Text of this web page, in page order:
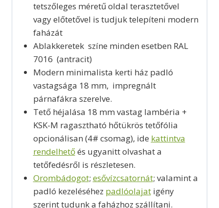
tetszőleges méretű oldal terasztetővel
vagy előtetővel is tudjuk telepíteni modern
faházát
Ablakkeretek színe minden esetben RAL
7016 (antracit)
Modern minimalista kerti ház padló
vastagsága 18 mm, impregnált
párnafákra szerelve.
Tető héjalása 18 mm vastag lambéria +
KSK-M ragasztható hőtükrös tetőfólia
opcionálisan (4# csomag), ide kattintva
rendelhetőés ugyanitt olvashat a
tetőfedésről is részletesen.
Orombádogot; esővízcsatornát; valamint a
padló kezeléséhez padlóolajatigény
szerint tudunk a faházhoz szállítani.